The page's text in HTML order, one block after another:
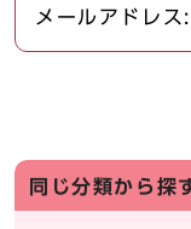
メールアドレス:
同じ分類から探